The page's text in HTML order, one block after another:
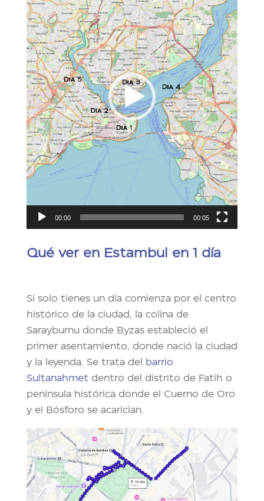
vídeo
00:00 00:05
Qué ver en Estambul en 1 día
Si solo tienes un día comienza por el centro
histórico de la ciudad, la colina de
Sarayburnu donde Byzas estableció el
primer asentamiento, donde nació la ciudad
y la leyenda. Se trata del
barrio
Sultanahmet dentro del distrito de Fatih o
península histórica donde el Cuerno de Oro
y el Bósforo se acarician.